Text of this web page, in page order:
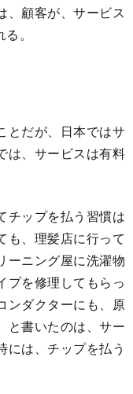
、顧客が、サービス
。
とだが、日本ではサ
は、サービスは有料
チップを払う習慣は
も、理髪店に行って
ーニング屋に洗濯物
プを修理してもらっ
ンダクターにも、原
と書いたのは、サー
には、チップを払う